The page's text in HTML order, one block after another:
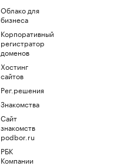
Облако для
бизнеса
Корпоративный
регистратор
доменов
Хостинг
сайтов
Рег.решения
Знакомства
Сайт
знакомств
podbor.ru
РБК
Компании